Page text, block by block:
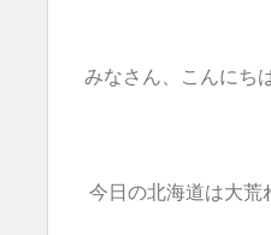
みなさん、こんにちは
今日の北海道は大荒